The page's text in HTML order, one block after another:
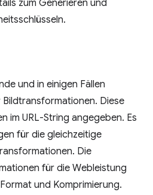
zum Generieren und
und in einigen Fällen
Diese
im URL-String angegeben. Es
für die gleichzeitige
Die
für die Webleistung
und Komprimierung.